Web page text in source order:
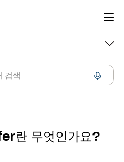
란 무엇인가요?